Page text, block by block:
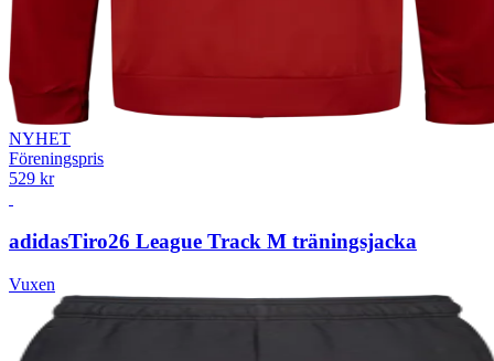
NYHET
Föreningspris
529 kr
adidasTiro26 League Track M träningsjacka
Vuxen